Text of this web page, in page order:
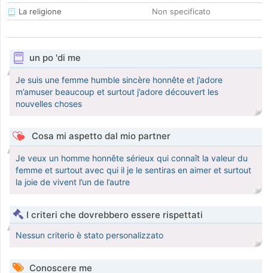
La religione
Non specificato
un po 'di me
Je suis une femme humble sincère honnête et j’adore
m’amuser beaucoup et surtout j’adore découvert les
nouvelles choses
Cosa mi aspetto dal mio partner
Je veux un homme honnête sérieux qui connaît la valeur du
femme et surtout avec qui il je le sentiras en aimer et surtout
la joie de vivent l’un de l’autre
I criteri che dovrebbero essere rispettati
Nessun criterio è stato personalizzato
Conoscere me